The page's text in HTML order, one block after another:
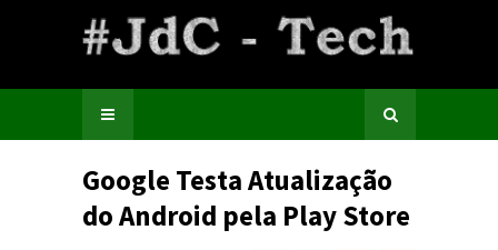
Google Testa Atualização
do Android pela Play Store